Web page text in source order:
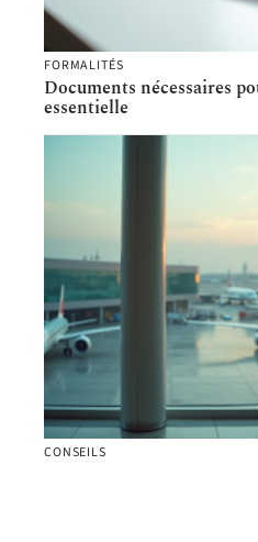
FORMALITÉS
Documents nécessaires
essentielle
CONSEILS